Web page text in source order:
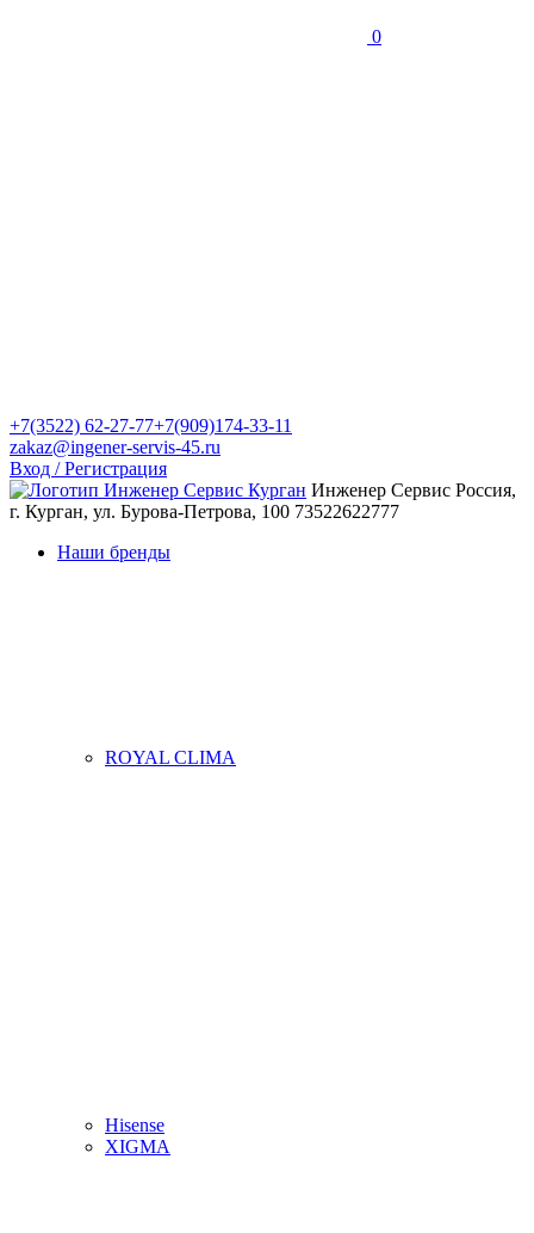
0
+7(3522) 62-27-77+7(909)174-33-11
zakaz@ingener-servis-45.ru
Вход / Регистрация
Инженер Сервис Россия,
г. Курган, ул. Бурова-Петрова, 100 73522622777
Наши бренды
ROYAL CLIMA
Hisense
XIGMA